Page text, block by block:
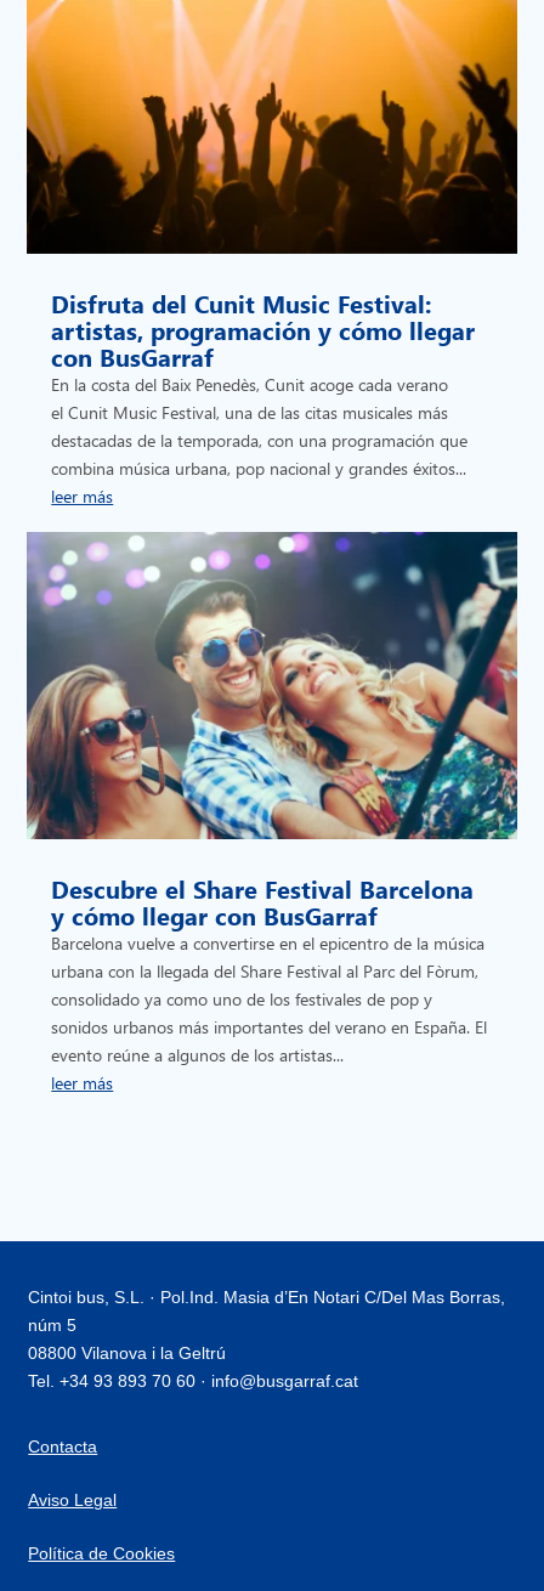
Disfruta del Cunit Music Festival:
artistas, programación y cómo llegar
con BusGarraf
En la costa del Baix Penedès, Cunit acoge cada verano
el Cunit Music Festival, una de las citas musicales más
destacadas de la temporada, con una programación que
combina música urbana, pop nacional y grandes éxitos...
leer más
Descubre el Share Festival Barcelona
y cómo llegar con BusGarraf
Barcelona vuelve a convertirse en el epicentro de la música
urbana con la llegada del Share Festival al Parc del Fòrum,
consolidado ya como uno de los festivales de pop y
sonidos urbanos más importantes del verano en España. El
evento reúne a algunos de los artistas...
leer más
Cintoi bus, S.L. · Pol.Ind. Masia d’En Notari C/Del Mas Borras,
núm 5
08800 Vilanova i la Geltrú
Tel. +34 93 893 70 60 · info@busgarraf.cat
Contacta
Aviso Legal
Política de Cookies